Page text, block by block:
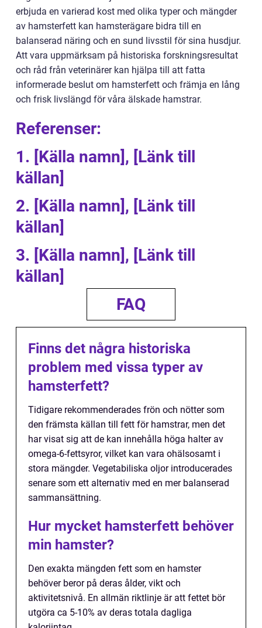
erbjuda en varierad kost med olika typer och mängder
av hamsterfett kan hamsterägare bidra till en
balanserad näring och en sund livsstil för sina husdjur.
Att vara uppmärksam på historiska forskningsresultat
och råd från veterinärer kan hjälpa till att fatta
informerade beslut om hamsterfett och främja en lång
och frisk livslängd för våra älskade hamstrar.
Referenser:
1. [Källa namn], [Länk till
källan]
2. [Källa namn], [Länk till
källan]
3. [Källa namn], [Länk till
källan]
FAQ
Finns det några historiska
problem med vissa typer av
hamsterfett?
Tidigare rekommenderades frön och nötter som
den främsta källan till fett för hamstrar, men det
har visat sig att de kan innehålla höga halter av
omega-6-fettsyror, vilket kan vara ohälsosamt i
stora mängder. Vegetabiliska oljor introducerades
senare som ett alternativ med en mer balanserad
sammansättning.
Hur mycket hamsterfett behöver
min hamster?
Den exakta mängden fett som en hamster
behöver beror på deras ålder, vikt och
aktivitetsnivå. En allmän riktlinje är att fettet bör
utgöra ca 5-10% av deras totala dagliga